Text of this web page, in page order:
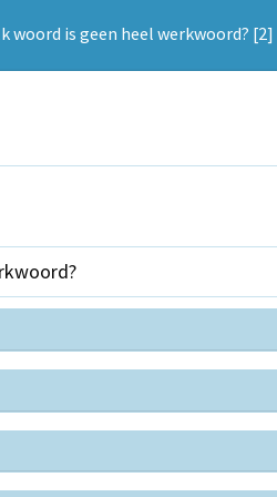
woord is geen heel werkwoord? [2]